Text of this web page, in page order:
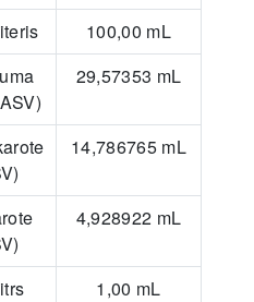
100,00 mL
29,57353 mL
14,786765mL
4,928922 mL
1,00 mL